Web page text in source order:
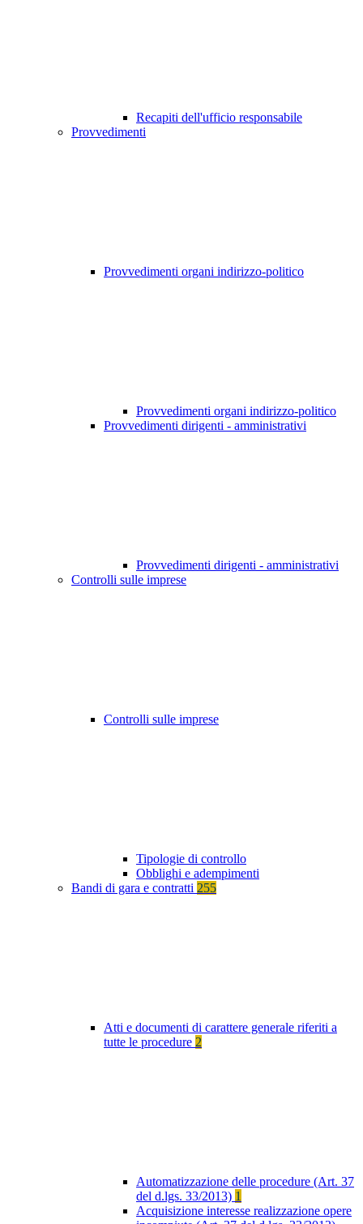
Recapiti dell'ufficio responsabile
Provvedimenti
Provvedimenti organi indirizzo-politico
Provvedimenti organi indirizzo-politico
Provvedimenti dirigenti - amministrativi
Provvedimenti dirigenti - amministrativi
Controlli sulle imprese
Controlli sulle imprese
Tipologie di controllo
Obblighi e adempimenti
Bandi di gara e contratti 255
Atti e documenti di carattere generale riferiti a
tutte le procedure 2
Automatizzazione delle procedure (Art. 37
del d.lgs. 33/2013) 1
Acquisizione interesse realizzazione opere